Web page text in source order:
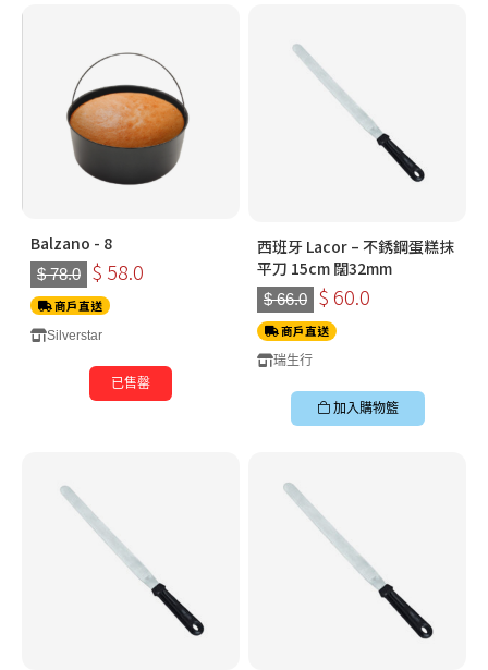
Balzano - 8
$ 78.0 $ 58.0
商戶直送
Silverstar
已售罄
西班牙 Lacor – 不銹鋼蛋糕抹
平刀 15cm 闊32mm
$ 66.0 $ 60.0
商戶直送
瑞生行
加入購物籃